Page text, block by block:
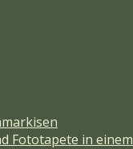
Fototapete in einem